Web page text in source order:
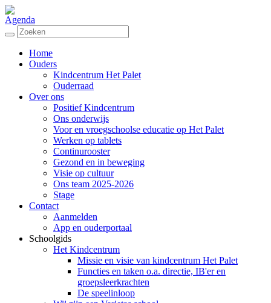
Agenda
Home
Ouders
Kindcentrum Het Palet
Ouderraad
Over ons
Positief Kindcentrum
Ons onderwijs
Voor en vroegschoolse educatie op Het Palet
Werken op tablets
Continurooster
Gezond en in beweging
Visie op cultuur
Ons team 2025-2026
Stage
Contact
Aanmelden
App en ouderportaal
Schoolgids
Het Kindcentrum
Missie en visie van kindcentrum Het Palet
Functies en taken o.a. directie, IB'er en
groepsleerkrachten
De speelinloop